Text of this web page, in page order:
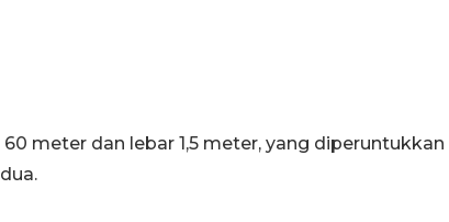
meter dan lebar 1,5 meter, yang diperuntukkan